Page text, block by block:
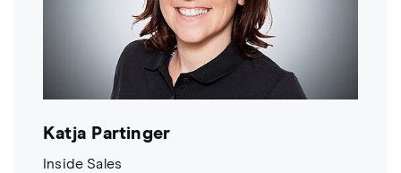
Katja Partinger
Inside Sales